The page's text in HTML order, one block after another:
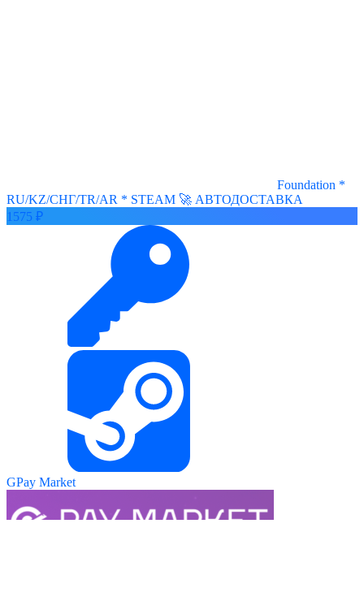
Foundation *
RU/KZ/СНГ/TR/AR * STEAM 🚀 АВТОДОСТАВКА
1575 ₽
GPay Market